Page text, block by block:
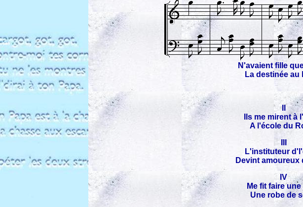
N'avaient fille
La destinée au
II
Ils me mirent à
A l'école du
III
L'instituteur
Devint amoureux
IV
Me fit faire
Une robe de